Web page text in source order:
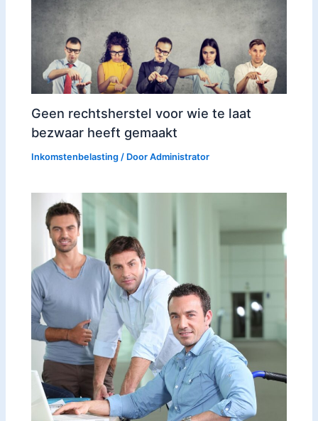
Geen rechtsherstel voor wie te laat
bezwaar heeft gemaakt
Inkomstenbelasting / DoorAdministrator